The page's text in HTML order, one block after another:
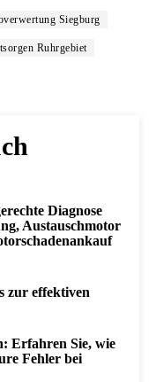
Siegburg
Ruhrgebiet
Diagnose
Austauschmotor
zur effektiven
Erfahren Sie, wie
Fehler bei